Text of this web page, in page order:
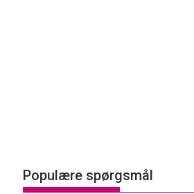
Populære spørgsmål